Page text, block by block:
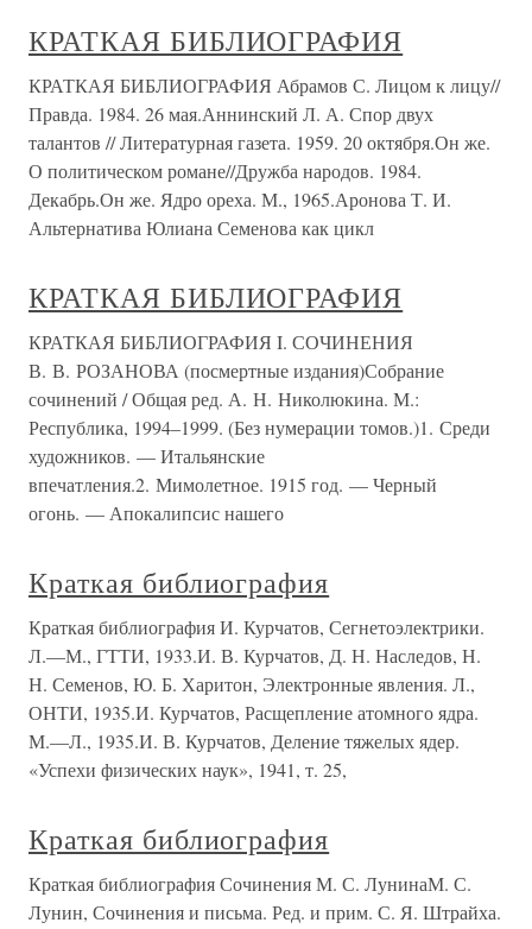
КРАТКАЯ БИБЛИОГРАФИЯ
КРАТКАЯ БИБЛИОГРАФИЯ Абрамов С. Лицом к лицу//
Правда. 1984. 26 мая.Аннинский Л. А. Спор двух
талантов // Литературная газета. 1959. 20 октября.Он же.
О политическом романе//Дружба народов. 1984.
Декабрь.Он же. Ядро ореха. М., 1965.Аронова Т. И.
Альтернатива Юлиана Семенова как цикл
КРАТКАЯ БИБЛИОГРАФИЯ
КРАТКАЯ БИБЛИОГРАФИЯ I. СОЧИНЕНИЯ
В. В. РОЗАНОВА (посмертные издания)Собрание
сочинений / Общая ред. А. Н. Николюкина. М.:
Республика, 1994–1999. (Без нумерации томов.)1. Среди
художников. — Итальянские
впечатления.2. Мимолетное. 1915 год. — Черный
огонь. — Апокалипсис нашего
Краткая библиография
Краткая библиография И. Курчатов, Сегнетоэлектрики.
Л.—М., ГТТИ, 1933.И. В. Курчатов, Д. Н. Наследов, Н.
Н. Семенов, Ю. Б. Харитон, Электронные явления. Л.,
ОНТИ, 1935.И. Курчатов, Расщепление атомного ядра.
М.—Л., 1935.И. В. Курчатов, Деление тяжелых ядер.
«Успехи физических наук», 1941, т. 25,
Краткая библиография
Краткая библиография Сочинения М. С. ЛунинаМ. С.
Лунин, Сочинения и письма. Ред. и прим. С. Я. Штрайха.